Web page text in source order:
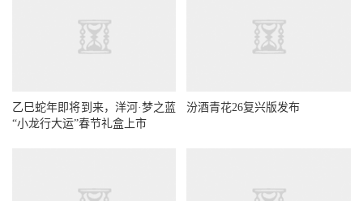
乙巳蛇年即将到来，洋河·梦之蓝
“小龙行大运”春节礼盒上市
汾酒青花26复兴版发布